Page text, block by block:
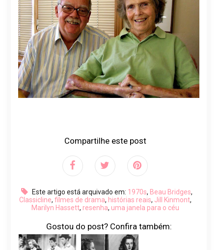
Compartilhe este post
Este artigo está arquivado em: 1970s, Beau Bridges,
Classicline, filmes de drama, histórias reais, Jill Kinmont,
Marilyn Hassett, resenha, uma janela para o céu
Gostou do post? Confira também: